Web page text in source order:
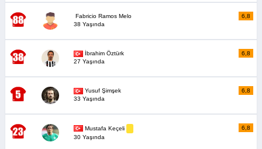
Fabricio Ramos Melo
38 Yaşında
6,8
İbrahim Öztürk
27 Yaşında
6,8
Yusuf Şimşek
33 Yaşında
6,8
Mustafa Keçeli
30 Yaşında
6,8